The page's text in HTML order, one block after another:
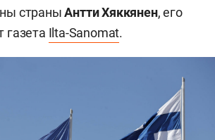
страныАнтти Хяккянен, его
газета Ilta-Sanomat.